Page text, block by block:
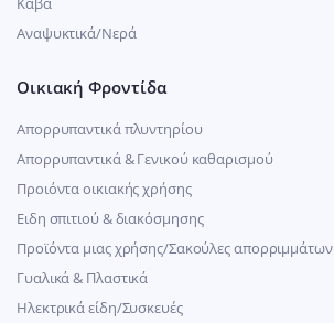
Αναψυκτικά/Νερά
Οικιακή Φροντίδα
Απορρυπαντικά πλυντηρίου
Απορρυπαντικά & Γενικού καθαρισμού
Προιόντα οικιακής χρήσης
Ειδη σπιτιού & διακόσμησης
Προϊόντα μιας χρήσης/Σακούλες απορριμμάτων
Γυαλικά & Πλαστικά
Ηλεκτρικά είδη/Συσκευές